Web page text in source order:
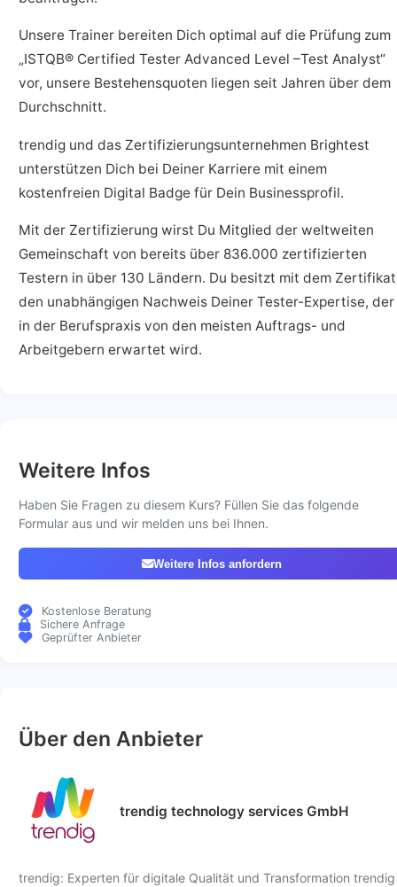
Unsere Trainer bereiten Dich optimal auf die Prüfung zum
„ISTQB® Certified Tester Advanced Level –Test Analyst“
vor, unsere Bestehensquoten liegen seit Jahren über dem
Durchschnitt.
trendig und das Zertifizierungsunternehmen Brightest
unterstützen Dich bei Deiner Karriere mit einem
kostenfreien Digital Badge für Dein Businessprofil.
Mit der Zertifizierung wirst Du Mitglied der weltweiten
Gemeinschaft von bereits über 836.000 zertifizierten
Testern in über 130 Ländern. Du besitzt mit dem Zertifikat
den unabhängigen Nachweis Deiner Tester-Expertise, der
in der Berufspraxis von den meisten Auftrags- und
Arbeitgebern erwartet wird.
Weitere Infos
Haben Sie Fragen zu diesem Kurs? Füllen Sie das folgende
Formular aus und wir melden uns bei Ihnen.
Weitere Infos anfordern
Kostenlose Beratung
Sichere Anfrage
Geprüfter Anbieter
Über den Anbieter
trendig technology services GmbH
trendig: Experten für digitale Qualität und Transformation trendig